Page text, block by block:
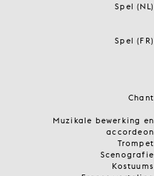
Spel (NL)
Spel (FR)
Chant
Muzikale bewerking en
accordeon
Trompet
Scenografie
Kostuums